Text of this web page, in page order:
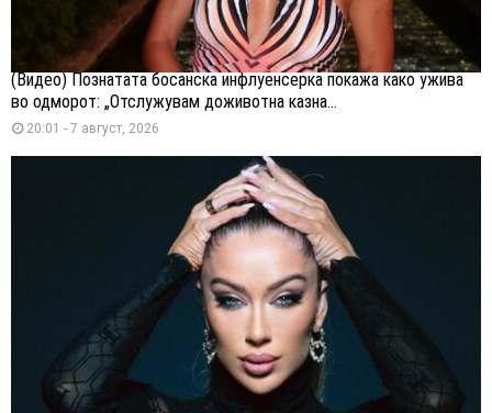
(Видео) Познатата босанска инфлуенсерка покажа како ужива
во одморот: „Отслужувам доживотна казна...
20:01 - 7 август, 2026